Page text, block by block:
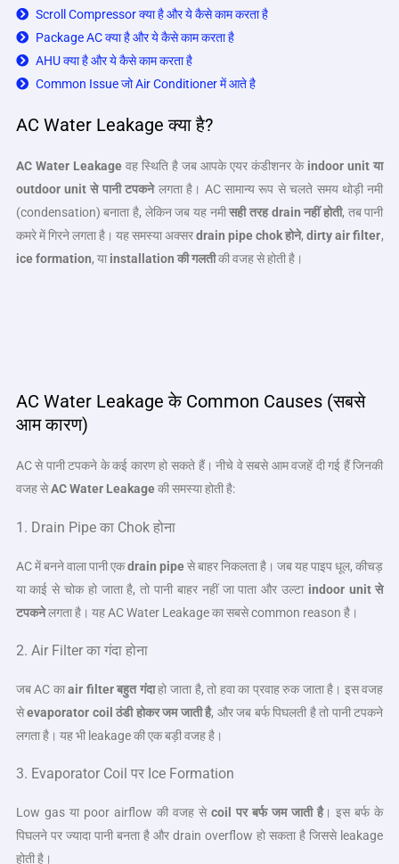
Scroll Compressor क्या है और ये कैसे काम करता है
Package AC क्या है और ये कैसे काम करता है
AHU क्या है और ये कैसे काम करता है
Common Issue जो Air Conditioner में आते है
AC Water Leakage क्या है?
AC Water Leakageवह स्थिति है जब आपके एयर कंडीशनर के indoor unitया
outdoor unitसे पानी टपकनेलगता है। AC सामान्य रूप से चलते समय थोड़ी नमी
(condensation) बनाता है, लेकिन जब यह नमीसही तरहdrainनहीं होती, तब पानी
कमरे में गिरने लगता है। यह समस्या अक्सरdrain pipe chokहोने,dirty air filter,
ice formation, या installation की गलतीकी वजह से होती है।
AC Water Leakage के Common Causes (सबसे
आम कारण)
AC से पानी टपकने के कई कारण हो सकते हैं। नीचे वे सबसे आम वजहें दी गई हैं जिनकी
वजह सेAC Water Leakageकी समस्या होती है:
1. Drain Pipe का Chok होना
AC में बनने वाला पानी एकdrain pipeसे बाहर निकलता है। जब यह पाइप धूल, कीचड़
या काई से चोक हो जाता है, तो पानी बाहर नहीं जा पाता और उल्टा indoor unitसे
टपकनेलगता है। यह AC Water Leakage का सबसे common reason है।
2. Air Filter का गंदा होना
जब AC काair filterबहुत गंदाहो जाता है, तो हवा का प्रवाह रुक जाता है। इस वजह
सेevaporator coilठंडी होकर जम जाती है, और जब बर्फ पिघलती है तो पानी टपकने
लगता है। यह भी leakage की एक बड़ी वजह है।
3. Evaporator Coil पर Ice Formation
Low gas या poor airflow की वजह से coilपर बर्फ जम जाती है। इस बर्फ के
पिघलने पर ज्यादा पानी बनता है और drain overflow हो सकता है जिससे leakage
होती है।